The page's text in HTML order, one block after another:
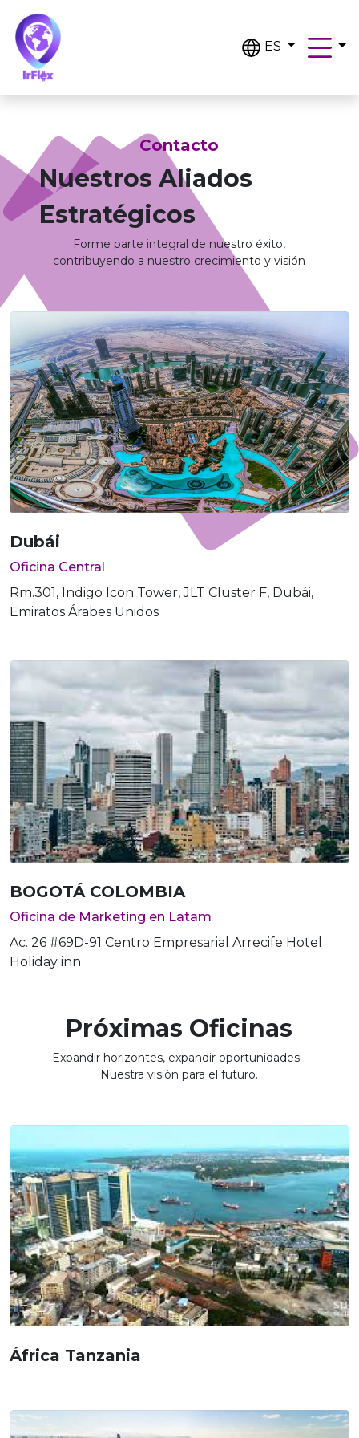
ES
Contacto
Nuestros Aliados
Estratégicos
Forme parte integral de nuestro éxito,
contribuyendo a nuestro crecimiento y visión
Dubái
Oficina Central
Rm.301, Indigo Icon Tower, JLT Cluster F, Dubái,
Emiratos Árabes Unidos
BOGOTÁ COLOMBIA
Oficina de Marketing en Latam
Ac. 26 #69D-91 Centro Empresarial Arrecife Hotel
Holiday inn
Próximas Oficinas
Expandir horizontes, expandir oportunidades -
Nuestra visión para el futuro.
África Tanzania